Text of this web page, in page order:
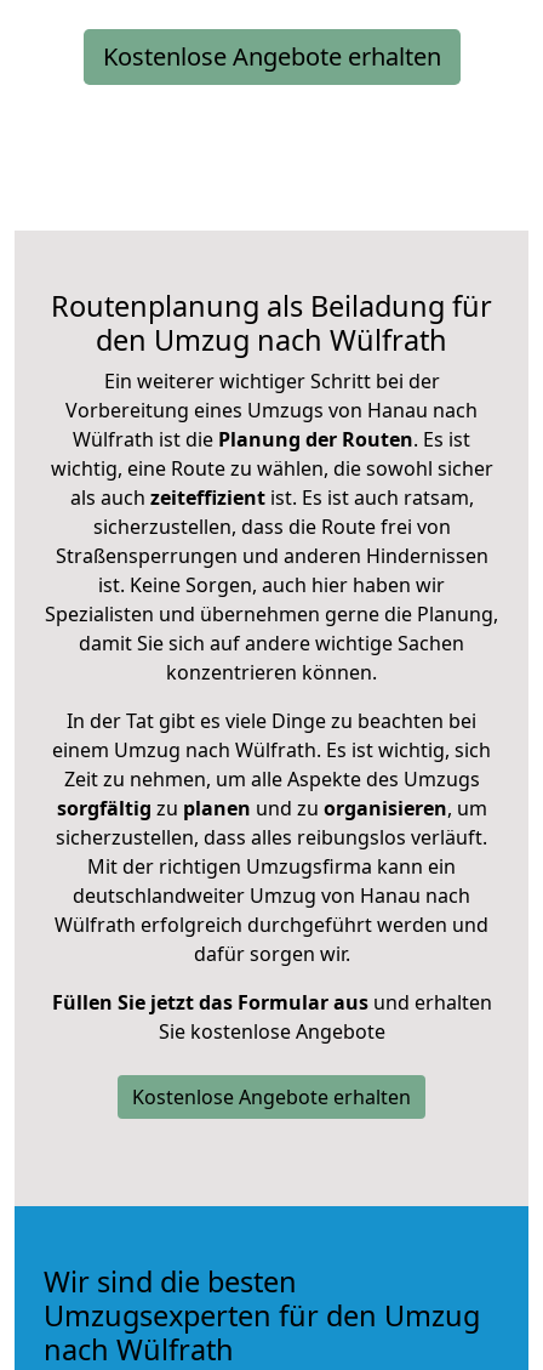
Kostenlose Angebote erhalten
Routenplanung als Beiladung für
den Umzug nach Wülfrath
Ein weiterer wichtiger Schritt bei der
Vorbereitung eines Umzugs von Hanau nach
Wülfrath ist die Planung der Routen. Es ist
wichtig, eine Route zu wählen, die sowohl sicher
als auch zeiteffizientist. Es ist auch ratsam,
sicherzustellen, dass die Route frei von
Straßensperrungen und anderen Hindernissen
ist. Keine Sorgen, auch hier haben wir
Spezialisten und übernehmen gerne die Planung,
damit Sie sich auf andere wichtige Sachen
konzentrieren können.
In der Tat gibt es viele Dinge zu beachten bei
einem Umzug nach Wülfrath. Es ist wichtig, sich
Zeit zu nehmen, um alle Aspekte des Umzugs
sorgfältig zu planen und zu organisieren, um
sicherzustellen, dass alles reibungslos verläuft.
Mit der richtigen Umzugsfirma kann ein
deutschlandweiter Umzug von Hanau nach
Wülfrath erfolgreich durchgeführt werden und
dafür sorgen wir.
Füllen Sie jetzt das Formular ausund erhalten
Sie kostenlose Angebote
Kostenlose Angebote erhalten
Wir sind die besten
Umzugsexperten für den Umzug
nach Wülfrath